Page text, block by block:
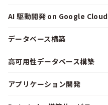
AI 駆動開発 on Google Cloud
データベース構築
高可用性データベース構築
アプリケーション開発